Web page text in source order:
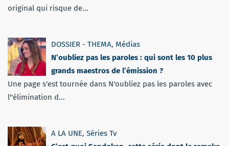
original qui risque de...
DOSSIER - THEMA, Médias
N’oubliez pas les paroles : qui sont les 10 plus
grands maestros de l’émission ?
Une page s'est tournée dans N'oubliez pas les paroles avec
l''élimination d...
A LA UNE, Séries Tv